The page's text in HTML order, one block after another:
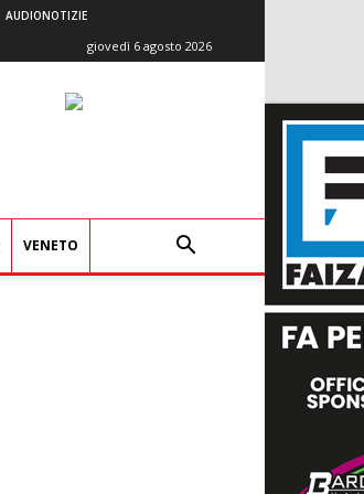
AUDIONOTIZIE
giovedì 6 agosto 2026
VENETO